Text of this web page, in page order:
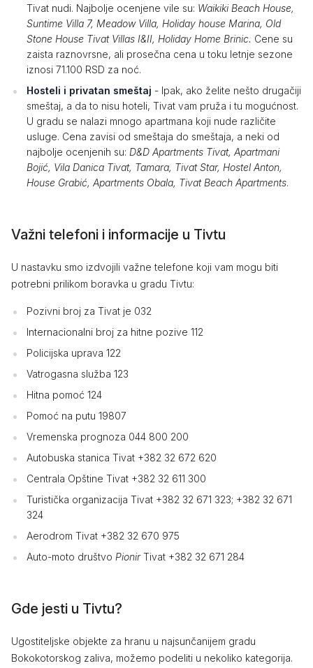
Tivat nudi. Najbolje ocenjene vile su: Waikiki Beach House,
Suntime Villa 7, Meadow Villa, Holiday house Marina, Old
Stone House Tivat Villas I&II, Holiday Home Brinic. Cene su
zaista raznovrsne, ali prosečna cena u toku letnje sezone
iznosi 71.100 RSD za noć.
Hosteli i privatan smeštaj - Ipak, ako želite nešto drugačiji
smeštaj, a da to nisu hoteli, Tivat vam pruža i tu mogućnost.
U gradu se nalazi mnogo apartmana koji nude različite
usluge. Cena zavisi od smeštaja do smeštaja, a neki od
najbolje ocenjenih su: D&D Apartments Tivat, Apartmani
Bojić, Vila Danica Tivat, Tamara, Tivat Star, Hostel Anton,
House Grabić, Apartments Obala, Tivat Beach Apartments.
Važni telefoni i informacije u Tivtu
U nastavku smo izdvojili važne telefone koji vam mogu biti
potrebni prilikom boravka u gradu Tivtu:
Pozivni broj za Tivat je 032
Internacionalni broj za hitne pozive 112
Policijska uprava 122
Vatrogasna služba 123
Hitna pomoć 124
Pomoć na putu 19807
Vremenska prognoza 044 800 200
Autobuska stanica Tivat +382 32 672 620
Centrala Opštine Tivat +382 32 611 300
Turistička organizacija Tivat +382 32 671 323; +382 32 671
324
Aerodrom Tivat +382 32 670 975
Auto-moto društvo PionirTivat +382 32 671 284
Gde jesti u Tivtu?
Ugostiteljske objekte za hranu u najsunčanijem gradu
Bokokotorskog zaliva, možemo podeliti u nekoliko kategorija.